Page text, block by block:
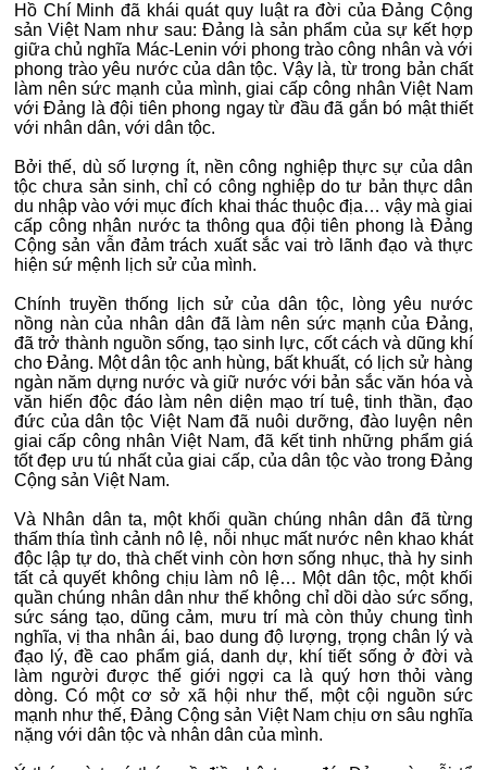
Hồ Chí Minh đã khái quát quy luật ra đời của Đảng Cộng
sản Việt Nam như sau: Đảng là sản phẩm của sự kết hợp
giữa chủ nghĩa Mác-Lenin với phong trào công nhân và với
phong trào yêu nước của dân tộc. Vậy là, từ trong bản chất
làm nên sức mạnh của mình, giai cấp công nhân Việt Nam
với Đảng là đội tiên phong ngay từ đầu đã gắn bó mật thiết
với nhân dân, với dân tộc.
Bởi thế, dù số lượng ít, nền công nghiệp thực sự của dân
tộc chưa sản sinh, chỉ có công nghiệp do tư bản thực dân
du nhập vào với mục đích khai thác thuộc địa… vậy mà giai
cấp công nhân nước ta thông qua đội tiên phong là Đảng
Cộng sản vẫn đảm trách xuất sắc vai trò lãnh đạo và thực
hiện sứ mệnh lịch sử của mình.
Chính truyền thống lịch sử của dân tộc, lòng yêu nước
nồng nàn của nhân dân đã làm nên sức mạnh của Đảng,
đã trở thành nguồn sống, tạo sinh lực, cốt cách và dũng khí
cho Đảng. Một dân tộc anh hùng, bất khuất, có lịch sử hàng
ngàn năm dựng nước và giữ nước với bản sắc văn hóa và
văn hiến độc đáo làm nên diện mạo trí tuệ, tinh thần, đạo
đức của dân tộc Việt Nam đã nuôi dưỡng, đào luyện nên
giai cấp công nhân Việt Nam, đã kết tinh những phẩm giá
tốt đẹp ưu tú nhất của giai cấp, của dân tộc vào trong Đảng
Cộng sản Việt Nam.
Và Nhân dân ta, một khối quần chúng nhân dân đã từng
thấm thía tình cảnh nô lệ, nỗi nhục mất nước nên khao khát
độc lập tự do, thà chết vinh còn hơn sống nhục, thà hy sinh
tất cả quyết không chịu làm nô lệ… Một dân tộc, một khối
quần chúng nhân dân như thế không chỉ dồi dào sức sống,
sức sáng tạo, dũng cảm, mưu trí mà còn thủy chung tình
nghĩa, vị tha nhân ái, bao dung độ lượng, trọng chân lý và
đạo lý, đề cao phẩm giá, danh dự, khí tiết sống ở đời và
làm người được thế giới ngợi ca là quý hơn thỏi vàng
dòng. Có một cơ sở xã hội như thế, một cội nguồn sức
mạnh như thế, Đảng Cộng sản Việt Nam chịu ơn sâu nghĩa
nặng với dân tộc và nhân dân của mình.